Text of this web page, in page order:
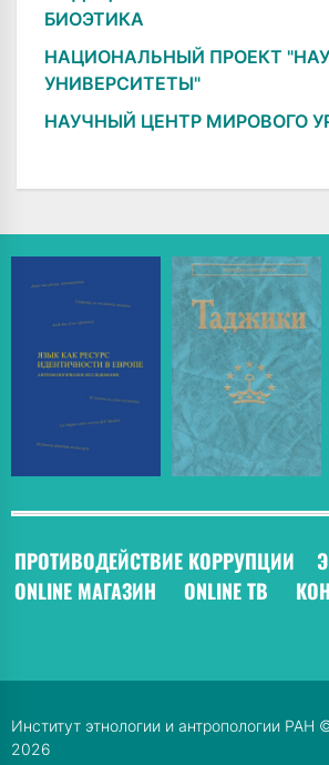
БИОЭТИКА
НАЦИОНАЛЬНЫЙ ПРОЕКТ
УНИВЕРСИТЕТЫ"
НАУЧНЫЙ ЦЕНТР МИРОВОГО
ПРОТИВОДЕЙСТВИЕ КОРРУПЦИИ
ONLINE МАГАЗИН
ONLINE ТВ
Институт этнологии и антропологии РАН
2026